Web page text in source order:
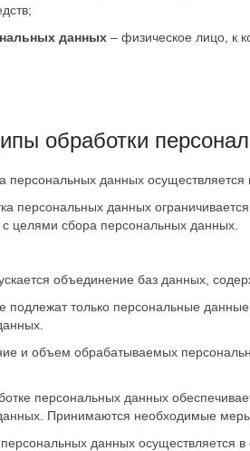
данных – физическое лицо, к
обработки
данных осуществляется
данных ограничивается
целями сбора персональных данных.
объединение баз данных,
только персональные
и объем обрабатываемых
персональных данных
Принимаются необходимые
данных осуществляется